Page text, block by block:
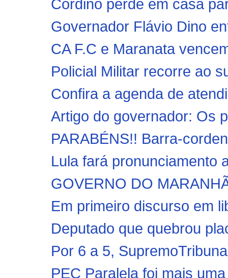
Cordino perde em casa
Governador Flávio Dino
CA F.C e Maranata
Policial Militar recorre ao
Confira a agenda de
Artigo do governador: Os
PARABÉNS!! Barra-
Lula fará pronunciamento
GOVERNO DO
Em primeiro discurso em
Deputado que quebrou
Por 6 a 5,
PEC Paralela foi mais